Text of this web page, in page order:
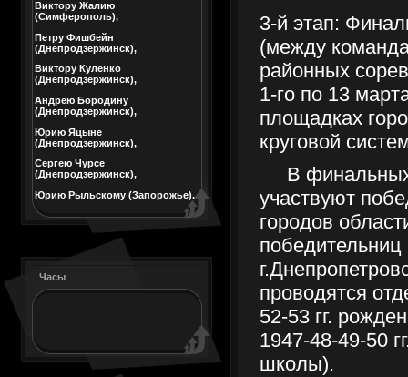
Виктору Жалию
(Симферополь),
Петру Фишбейн
(Днепродзержинск),
Виктору Куленко
(Днепродзержинск),
Андрею Бородину
(Днепродзержинск),
Юрию Яцыне
(Днепродзержинск),
Сергею Чурсе
(Днепродзержинск),
Юрию Рыльскому (Запорожье).
Часы
3-й этап:
(между
районных
1-го по 13
площадках
круговой
В
участвуют
городов
победительниц
проводятся
52-53 гг.
1947-48-49-50
школы).